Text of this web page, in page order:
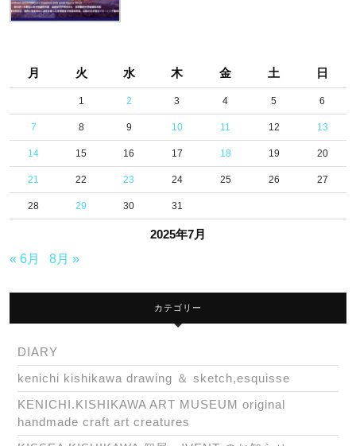
2025年7月
月 火 水 木 金 土 日
1 2 3 4 5 6
7 8 9 10 11 12 13
14 15 16 17 18 19 20
21 22 23 24 25 26 27
28 29 30 31
« 6月 8月 »
カテゴリー
DIARY
kenichi kishikawa drawing ＆ sketch,esquisse
KENICHI.KISHIKAWA ART MUSEUM original
handmade craft art creatures